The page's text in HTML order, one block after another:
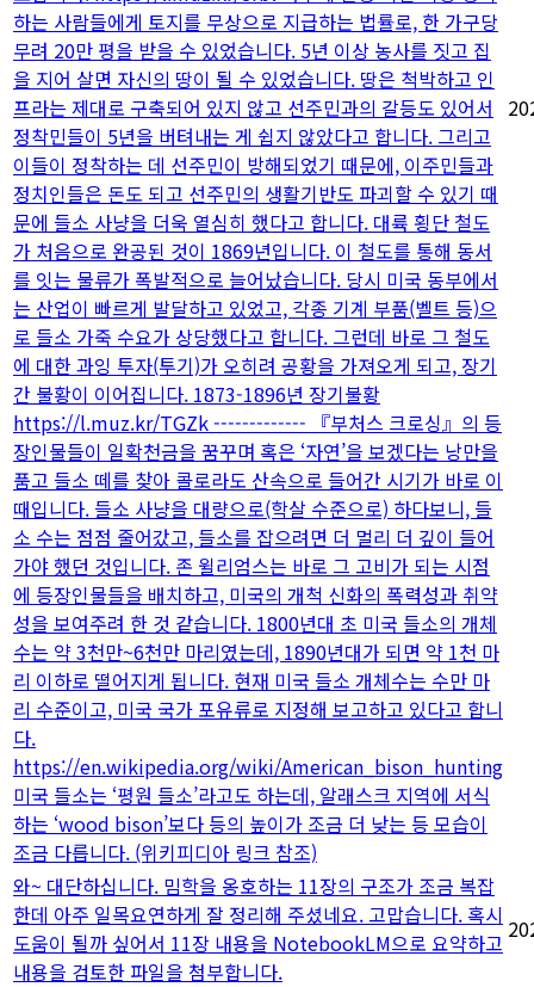
하는 사람들에게 토지를 무상으로 지급하는 법률로, 한 가구당
무려 20만 평을 받을 수 있었습니다. 5년 이상 농사를 짓고 집
을 지어 살면 자신의 땅이 될 수 있었습니다. 땅은 척박하고 인
프라는 제대로 구축되어 있지 않고 선주민과의 갈등도 있어서
정착민들이 5년을 버텨내는 게 쉽지 않았다고 합니다. 그리고
이들이 정착하는 데 선주민이 방해되었기 때문에, 이주민들과
정치인들은 돈도 되고 선주민의 생활기반도 파괴할 수 있기 때
문에 들소 사냥을 더욱 열심히 했다고 합니다. 대륙 횡단 철도
가 처음으로 완공된 것이 1869년입니다. 이 철도를 통해 동서
를 잇는 물류가 폭발적으로 늘어났습니다. 당시 미국 동부에서
는 산업이 빠르게 발달하고 있었고, 각종 기계 부품(벨트 등)으
로 들소 가죽 수요가 상당했다고 합니다. 그런데 바로 그 철도
에 대한 과잉 투자(투기)가 오히려 공황을 가져오게 되고, 장기
간 불황이 이어집니다. 1873-1896년 장기불황
https://l.muz.kr/TGZk ------------- 『부처스 크로싱』의 등
장인물들이 일확천금을 꿈꾸며 혹은 ‘자연’을 보겠다는 낭만을
품고 들소 떼를 찾아 콜로라도 산속으로 들어간 시기가 바로 이
때입니다. 들소 사냥을 대량으로(학살 수준으로) 하다보니, 들
소 수는 점점 줄어갔고, 들소를 잡으려면 더 멀리 더 깊이 들어
가야 했던 것입니다. 존 윌리엄스는 바로 그 고비가 되는 시점
에 등장인물들을 배치하고, 미국의 개척 신화의 폭력성과 취약
성을 보여주려 한 것 같습니다. 1800년대 초 미국 들소의 개체
수는 약 3천만~6천만 마리였는데, 1890년대가 되면 약 1천 마
리 이하로 떨어지게 됩니다. 현재 미국 들소 개체수는 수만 마
리 수준이고, 미국 국가 포유류로 지정해 보고하고 있다고 합니
다.
https://en.wikipedia.org/wiki/American_bison_hunting
미국 들소는 ‘평원 들소’라고도 하는데, 알래스크 지역에 서식
하는 ‘wood bison’보다 등의 높이가 조금 더 낮는 등 모습이
조금 다릅니다. (위키피디아 링크 참조)
와~ 대단하십니다. 밈학을 옹호하는 11장의 구조가 조금 복잡
한데 아주 일목요연하게 잘 정리해 주셨네요. 고맙습니다. 혹시
도움이 될까 싶어서 11장 내용을 NotebookLM으로 요약하고
내용을 검토한 파일을 첨부합니다.